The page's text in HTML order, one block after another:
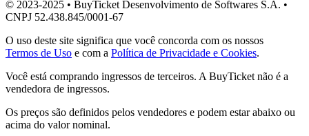
© 2023-2025 • BuyTicket Desenvolvimento de Softwares S.A. •
CNPJ 52.438.845/0001-67
O uso deste site significa que você concorda com os nossos
Termos de Uso e com a Política de Privacidade e Cookies.
Você está comprando ingressos de terceiros. A BuyTicket não é a
vendedora de ingressos.
Os preços são definidos pelos vendedores e podem estar abaixo ou
acima do valor nominal.